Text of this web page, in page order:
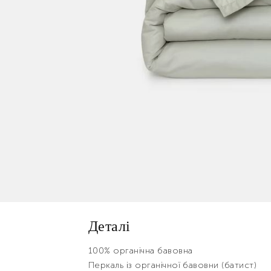
Деталі
100% органічна бавовна
Перкаль із органічної бавовни (батист)